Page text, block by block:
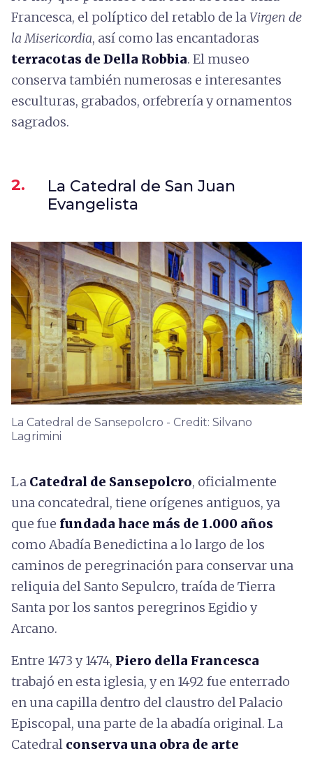
Francesca, el políptico del retablo de laVirgen de
la Misericordia, así como las encantadoras
terracotas de Della Robbia. El museo
conserva también numerosas e interesantes
esculturas, grabados, orfebrería y ornamentos
sagrados.
2.
La Catedral de San Juan
Evangelista
La Catedral de Sansepolcro - Credit: Silvano
Lagrimini
La Catedral de Sansepolcro, oficialmente
una concatedral, tiene orígenes antiguos, ya
que fue fundada hace más de 1.000 años
como Abadía Benedictina a lo largo de los
caminos de peregrinación para conservar una
reliquia del Santo Sepulcro, traída de Tierra
Santa por los santos peregrinos Egidio y
Arcano.
Entre 1473 y 1474, Piero della Francesca
trabajó en esta iglesia, y en 1492 fue enterrado
en una capilla dentro del claustro del Palacio
Episcopal, una parte de la abadía original. La
Catedral conserva una obra de arte